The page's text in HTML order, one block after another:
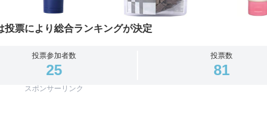
投票により総合ランキングが決定
投票参加者数
25
投票数
81
スポンサーリンク